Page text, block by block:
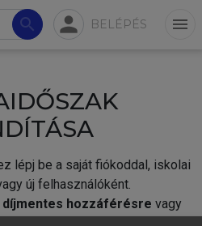
search person BELÉPÉS menu
lépj be a saját fiókoddal, iskolai
új felhasználóként.
díjmentes hozzáférésre vagy